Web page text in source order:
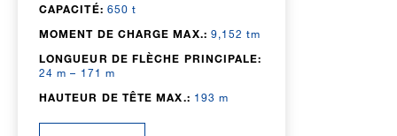
CAPACITÉ: 650 t
MOMENT DE CHARGE MAX.: 9,152 tm
LONGUEUR DE FLÈCHE PRINCIPALE:
24 m – 171 m
HAUTEUR DE TÊTE MAX.: 193 m